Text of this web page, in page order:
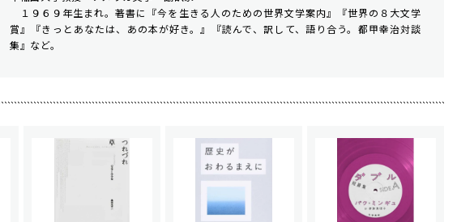
１９６９年生まれ。著書に『今を生きる人のための世界文学案内』『世界の８大文学
賞』『きっとあなたは、あの本が好き。』『読んで、訳して、語り合う。都甲幸治対談
集』など。